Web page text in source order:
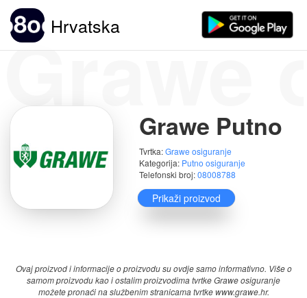
Hrvatska
Grawe
Grawe Putno
Tvrtka:Grawe osiguranje
Kategorija: Putno osiguranje
Telefonski broj:08008788
Ocjene:
(1)
Prikaži proizvod
Ovaj proizvod i informacije o proizvodu su ovdje samo informativno. Više o
samom proizvodu kao i ostalim proizvodima tvrtke Grawe osiguranje
možete pronaći na službenim stranicama tvrtke www.grawe.hr.